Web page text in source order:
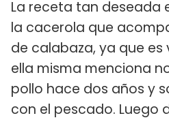
La receta tan deseada
la cacerola que
de calabaza, ya que
ella misma menciona
pollo hace dos años y
con el pescado. Luego